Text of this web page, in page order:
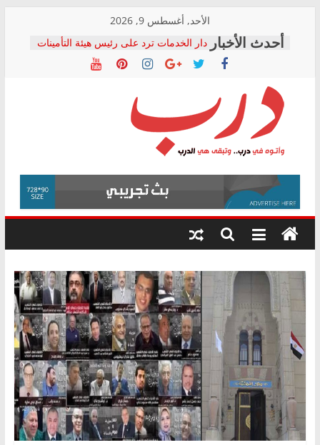
content
الأحد, أغسطس 9, 2026
دار الخدمات ترد على رئيس هيئة التأمينات
بعد مؤتمره الصحفي: إنكار الأزمة لا ينهي
معاناة أصحاب المعاشات.. ونطالب بكشف
فرحات سليمان يكتب: القطاع الصحي إلى
أين؟
حزب التحالف الشعبي يطلق لجنة “الحق
في الصحة” بالإسكندرية لرصد الانتهاكات
ودعم المرضى
الوزاري لمدينة الصحفيين.. وانتهاء أعمال
إنشاء المبنى الإداري
المجلس القومي لحقوق الإنسان يعلن
متابعة قضية الدكتور محمد زهران.. ويؤكد:
قرينة البراءة وضمانات المحاكمة العادلة
درب
وأتوه
درب..
وتبقى
هي